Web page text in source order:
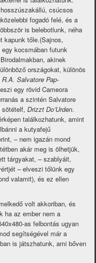
csúcsos
fogadó felé, és a
is belebotlunk, néha
kapunk tőle.(Sajnos,
kocsmában futunk
akinek
országokat, különös
R.A. Salvatore Pap-
egy rövid Cameora
a szintén Salvatore
Drizzt Do’Urden.
találkozhatunk, amint
a kutyafejű
– nem igazán mond
akár meg is ölhetjük,
tárgyakat, – szablyáit,
– elveszi tőlünk egy
valamit), és ez ellen
volt akkoriban, és
ha az ember nem a
as felbontás ugyan
segítségével már a
is játszhatunk, ami bőven